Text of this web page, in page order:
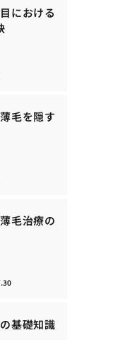
における
毛を隠す
毛治療の
基礎知識